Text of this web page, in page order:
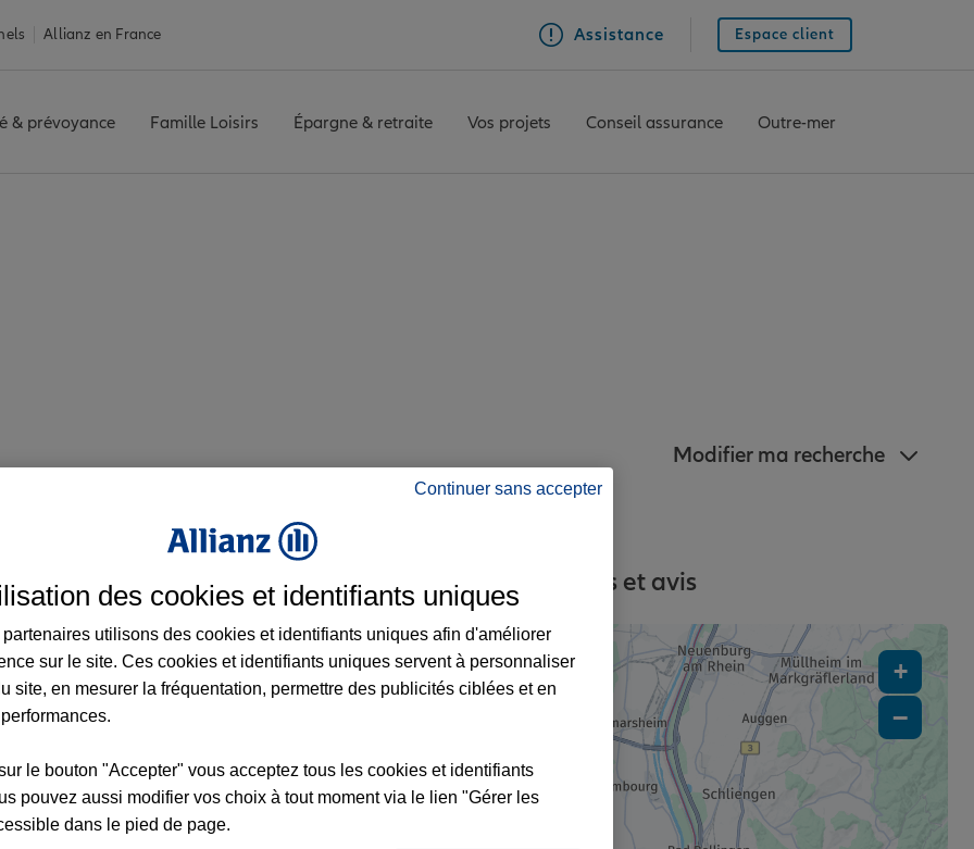
Allianz en France Assistance Espace client
& prévoyance Famille Loisirs Épargne & retraite Vos projets Conseil assurance Outre-mer
Modifier ma recherche
à Sierentz et aux alentours : adresses, contacts et avis
3
x2
+
−
Continuer sans accepter
des cookies et identifiants uniques
partenaires utilisons des cookies et identifiants uniques afin d'améliorer
sur le site. Ces cookies et identifiants uniques servent à personnaliser
site, en mesurer la fréquentation, permettre des publicités ciblées et en
le bouton "Accepter" vous acceptez tous les cookies et identifiants
pouvez aussi modifier vos choix à tout moment via le lien "Gérer les
dans le pied de page.